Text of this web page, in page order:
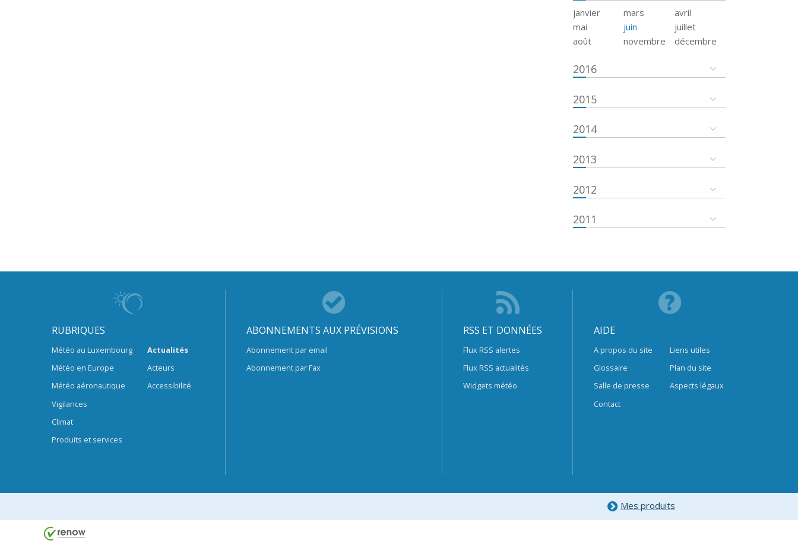
janvier mars
avril
mai
juin
juillet
août
novembre décembre
2016
2015
2014
2013
2012
2011
RUBRIQUES
Météo au Luxembourg
Météo en Europe
Météo aéronautique
Vigilances
Climat
Produits et services
Actualités
Acteurs
Accessibilité
ABONNEMENTS AUX PRÉVISIONS
Abonnement par email
Abonnement par Fax
RSS ET DONNÉES
Flux RSS alertes
Flux RSS actualités
Widgets météo
AIDE
A propos du site
Glossaire
Salle de presse
Contact
Liens utiles
Plan du site
Aspects légaux
Mes produits